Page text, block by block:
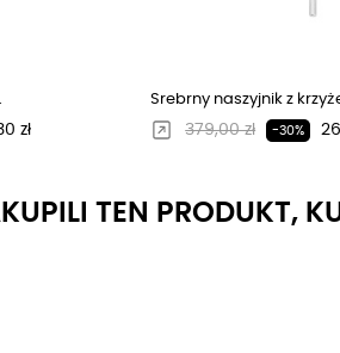
zł
Srebrny naszyjnik z
Regularna cena
379,00 zł -30%
TEN PRODUKT,